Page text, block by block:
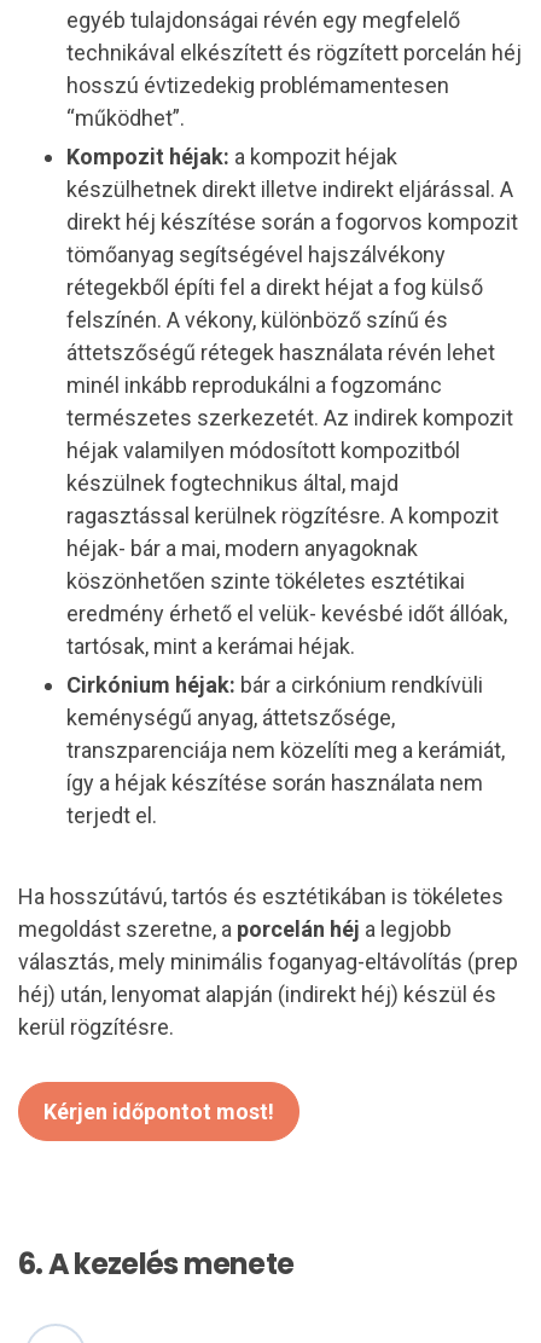
egyéb tulajdonságai révén egy megfelelő
technikával elkészített és rögzített porcelán héj
hosszú évtizedekig problémamentesen
“működhet”.
Kompozit héjak: a kompozit héjak
készülhetnek direkt illetve indirekt eljárással. A
direkt héj készítése során a fogorvos kompozit
tömőanyag segítségével hajszálvékony
rétegekből építi fel a direkt héjat a fog külső
felszínén. A vékony, különböző színű és
áttetszőségű rétegek használata révén lehet
minél inkább reprodukálni a fogzománc
természetes szerkezetét. Az indirek kompozit
héjak valamilyen módosított kompozitból
készülnek fogtechnikus által, majd
ragasztással kerülnek rögzítésre. A kompozit
héjak- bár a mai, modern anyagoknak
köszönhetően szinte tökéletes esztétikai
eredmény érhető el velük- kevésbé időt állóak,
tartósak, mint a kerámai héjak.
Cirkónium héjak: bár a cirkónium rendkívüli
keménységű anyag, áttetszősége,
transzparenciája nem közelíti meg a kerámiát,
így a héjak készítése során használata nem
terjedt el.
Ha hosszútávú, tartós és esztétikában is tökéletes
megoldást szeretne, a porcelán héj a legjobb
választás, mely minimális foganyag-eltávolítás (prep
héj) után, lenyomat alapján (indirekt héj) készül és
kerül rögzítésre.
Kérjen időpontot most!
6. A kezelés menete